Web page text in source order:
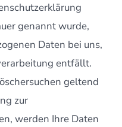
genannt wurde,
Daten bei uns,
entfällt.
geltend
zur
werden Ihre Daten